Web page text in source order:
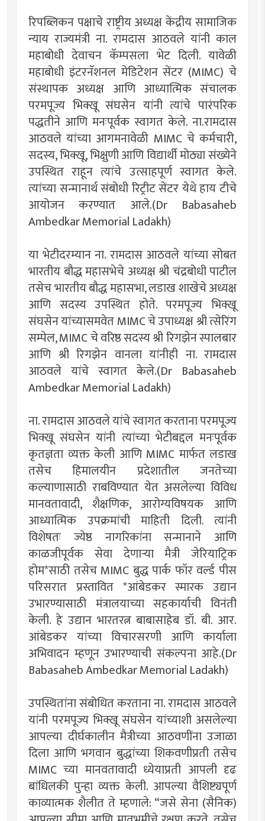
रिपब्लिकन पक्षाचे राष्ट्रीय अध्यक्ष केंद्रीय सामाजिक
न्याय राज्यमंत्री ना. रामदास आठवले यांनी काल
महाबोधी देवाचन कॅम्पसला भेट दिली. यावेळी
महाबोधी इंटरनॅशनल मेडिटेशन सेंटर (MIMC) चे
संस्थापक अध्यक्ष आणि आध्यात्मिक संचालक
परमपूज्य भिक्खू संघसेन यांनी त्यांचे पारंपरिक
पद्धतीने आणि मनःपूर्वक स्वागत केले. ना.रामदास
आठवले यांच्या आगमनावेळी MIMC चे कर्मचारी,
सदस्य, भिक्खू, भिक्षुणी आणि विद्यार्थी मोठ्या संख्येने
उपस्थित राहून त्यांचे उत्साहपूर्ण स्वागत केले.
त्यांच्या सन्मानार्थ संबोधी रिट्रीट सेंटर येथे हाय टीचे
आयोजन करण्यात आले.(Dr Babasaheb
Ambedkar Memorial Ladakh)
या भेटीदरम्यान ना. रामदास आठवले यांच्या सोबत
भारतीय बौद्ध महासभेचे अध्यक्ष श्री चंद्रबोधी पाटील
तसेच भारतीय बौद्ध महासभा, लडाख शाखेचे अध्यक्ष
आणि सदस्य उपस्थित होते. परमपूज्य भिक्खू
संघसेन यांच्यासमवेत MIMC चे उपाध्यक्ष श्री त्सेरिंग
सम्पेल, MIMC चे वरिष्ठ सदस्य श्री रिगझेन स्पालबार
आणि श्री रिगझेन वानला यांनीही ना. रामदास
आठवले यांचे स्वागत केले.(Dr Babasaheb
Ambedkar Memorial Ladakh)
ना. रामदास आठवले यांचे स्वागत करताना परमपूज्य
भिक्खू संघसेन यांनी त्यांच्या भेटीबद्दल मनःपूर्वक
कृतज्ञता व्यक्त केली आणि MIMC मार्फत लडाख
तसेच हिमालयीन प्रदेशातील जनतेच्या
कल्याणासाठी राबविण्यात येत असलेल्या विविध
मानवतावादी, शैक्षणिक, आरोग्यविषयक आणि
आध्यात्मिक उपक्रमांची माहिती दिली. त्यांनी
विशेषतः ज्येष्ठ नागरिकांना सन्मानाने आणि
काळजीपूर्वक सेवा देणाऱ्या मैत्री जेरियाट्रिक
होम*साठी तसेच MIMC बुद्ध पार्क फॉर वर्ल्ड पीस
परिसरात प्रस्तावित *आंबेडकर स्मारक उद्यान
उभारण्यासाठी मंत्रालयाच्या सहकार्याची विनंती
केली. हे उद्यान भारतरत्न बाबासाहेब डॉ. बी. आर.
आंबेडकर यांच्या विचारसरणी आणि कार्याला
अभिवादन म्हणून उभारण्याची संकल्पना आहे.(Dr
Babasaheb Ambedkar Memorial Ladakh)
उपस्थितांना संबोधित करताना ना. रामदास आठवले
यांनी परमपूज्य भिक्खू संघसेन यांच्याशी असलेल्या
आपल्या दीर्घकालीन मैत्रीच्या आठवणींना उजाळा
दिला आणि भगवान बुद्धांच्या शिकवणीप्रती तसेच
MIMC च्या मानवतावादी ध्येयाप्रती आपली दृढ
बांधिलकी पुन्हा व्यक्त केली. आपल्या वैशिष्ट्यपूर्ण
काव्यात्मक शैलीत ते म्हणाले: “जसे सेना (सैनिक)